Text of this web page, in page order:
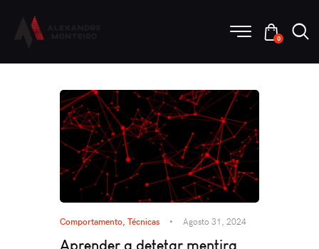
0
Comportamento Técnicas Agosto 31, 2024
Aprender a detetar mentira